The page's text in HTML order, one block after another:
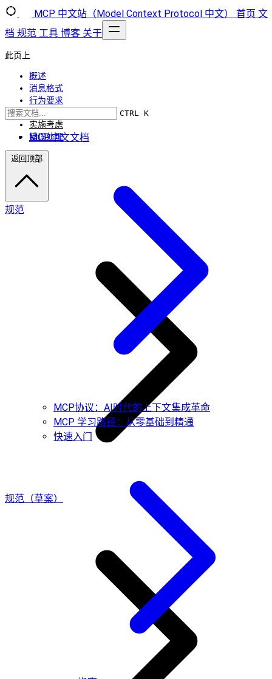
MCP 中文站（Model Context Protocol 中文） 首页 文
档 规范 工具 博客 关于
CTRL K
MCP中文文档
MCP协议：AI时代的上下文集成革命
MCP 学习路径：从零基础到精通
快速入门
此页上
概述
消息格式
行为要求
使用模式
实施考虑
错误处理
返回顶部
规范
规范（草案）